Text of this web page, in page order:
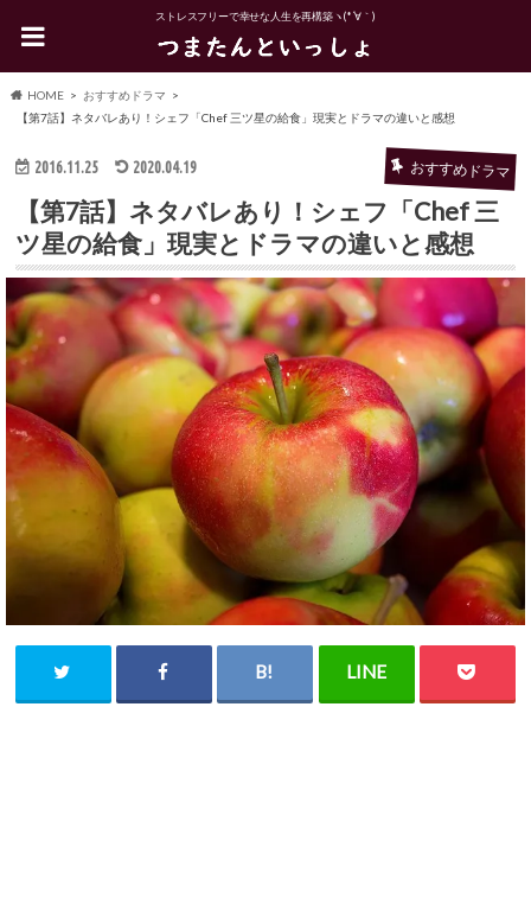
ストレスフリーで幸せな人生を再構築ヽ(*´∀｀)
HOME
おすすめドラマ
【第7話】ネタバレあり！シェフ「Chef 三ツ星の給食」現実とドラマの違いと感想
2016.11.25 2020.04.19 おすすめドラマ
【第7話】ネタバレあり！シェフ「Chef 三
ツ星の給食」現実とドラマの違いと感想